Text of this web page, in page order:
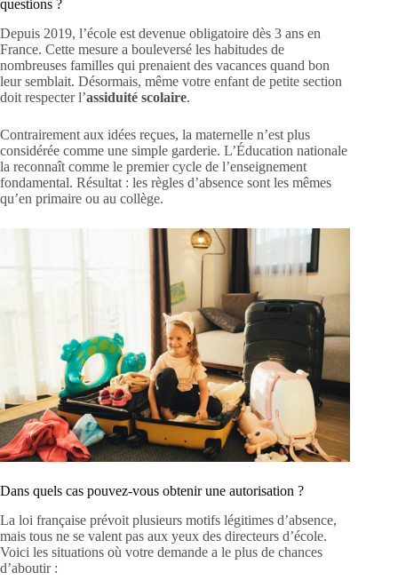
questions ?
Depuis 2019, l’école est devenue obligatoire dès 3 ans en
France. Cette mesure a bouleversé les habitudes de
nombreuses familles qui prenaient des vacances quand bon
leur semblait. Désormais, même votre enfant de petite section
doit respecter l’assiduité scolaire.
Contrairement aux idées reçues, la maternelle n’est plus
considérée comme une simple garderie. L’Éducation nationale
la reconnaît comme le premier cycle de l’enseignement
fondamental. Résultat : les règles d’absence sont les mêmes
qu’en primaire ou au collège.
Dans quels cas pouvez-vous obtenir une autorisation ?
La loi française prévoit plusieurs motifs légitimes d’absence,
mais tous ne se valent pas aux yeux des directeurs d’école.
Voici les situations où votre demande a le plus de chances
d’aboutir :